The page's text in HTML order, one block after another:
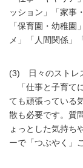
ッション」「家事
「保育園・幼稚園
メ」「人間関係」
(3) 日々のストレ
「仕事と子育て
ても頑張っている
散も必要です。質
ょっとした気持ち
ーで「つぶやく」